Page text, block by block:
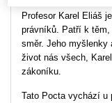
Profesor Karel Eliáš
právníků. Patří k těm,
směr. Jeho myšlenky
život nás všech,
zákoníku.
Tato Pocta vychází u